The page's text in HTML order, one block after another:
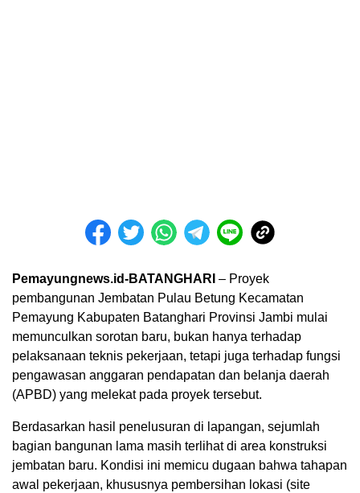
Pemayungnews.id-BATANGHARI – Proyek
pembangunan Jembatan Pulau Betung Kecamatan
Pemayung Kabupaten Batanghari Provinsi Jambi mulai
memunculkan sorotan baru, bukan hanya terhadap
pelaksanaan teknis pekerjaan, tetapi juga terhadap fungsi
pengawasan anggaran pendapatan dan belanja daerah
(APBD) yang melekat pada proyek tersebut.
Berdasarkan hasil penelusuran di lapangan, sejumlah
bagian bangunan lama masih terlihat di area konstruksi
jembatan baru. Kondisi ini memicu dugaan bahwa tahapan
awal pekerjaan, khususnya pembersihan lokasi (site